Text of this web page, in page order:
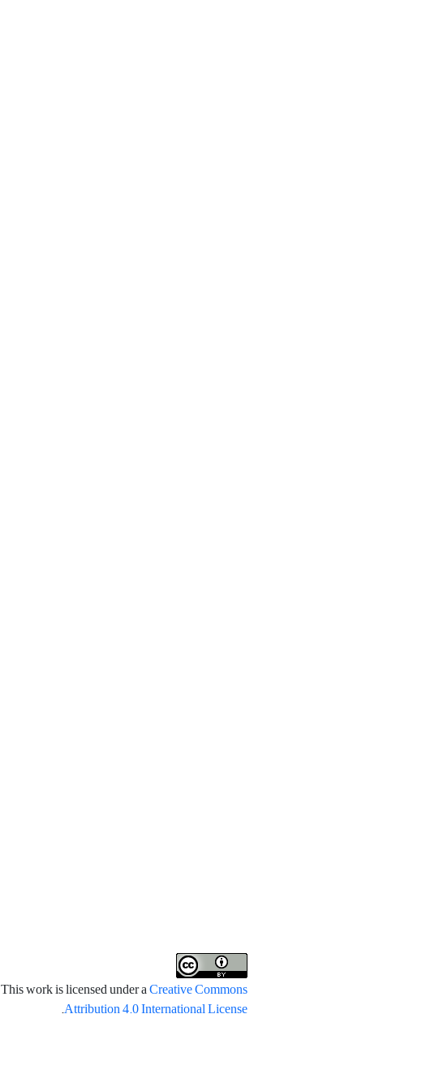
This work is licensed under aCreative Commons
Attribution 4.0 International License
.